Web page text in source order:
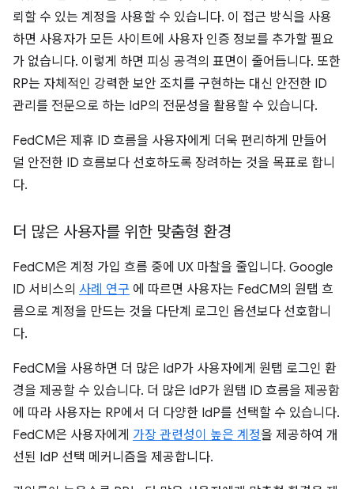
뢰할 수 있는 계정을 사용할 수 있습니다. 이 접근 방식을 사용
하면 사용자가 모든 사이트에 사용자 인증 정보를 추가할 필요
가 없습니다. 이렇게 하면 피싱 공격의 표면이 줄어듭니다. 또한
RP는 자체적인 강력한 보안 조치를 구현하는 대신 안전한 ID
관리를 전문으로 하는 IdP의 전문성을 활용할 수 있습니다.
FedCM은 제휴 ID 흐름을 사용자에게 더욱 편리하게 만들어
덜 안전한 ID 흐름보다 선호하도록 장려하는 것을 목표로 합니
다.
더 많은 사용자를 위한 맞춤형 환경
FedCM은 계정 가입 흐름 중에 UX 마찰을 줄입니다. Google
ID 서비스의 사례 연구 에 따르면 사용자는 FedCM의 원탭 흐
름으로 계정을 만드는 것을 다단계 로그인 옵션보다 선호합니
다.
FedCM을 사용하면 더 많은 IdP가 사용자에게 원탭 로그인 환
경을 제공할 수 있습니다. 더 많은 IdP가 원탭 ID 흐름을 제공함
에 따라 사용자는 RP에서 더 다양한 IdP를 선택할 수 있습니다.
FedCM은 사용자에게 가장 관련성이 높은 계정을 제공하여 개
선된 IdP 선택 메커니즘을 제공합니다.